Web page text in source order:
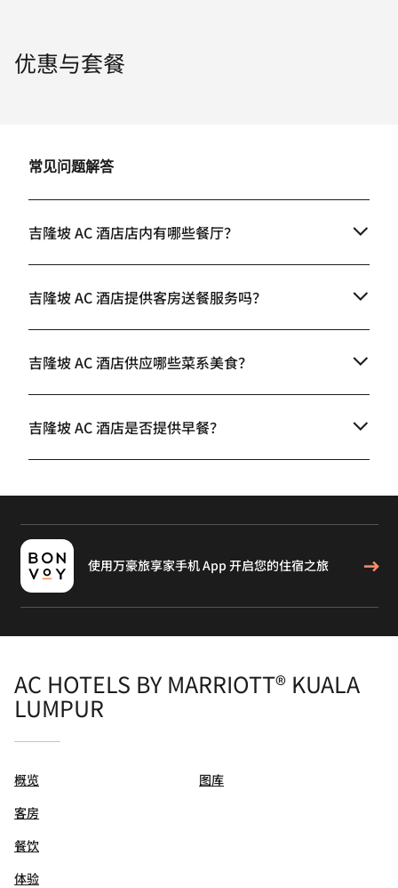
优惠与套餐
常见问题解答
吉隆坡 AC 酒店店内有哪些餐厅？
吉隆坡 AC 酒店提供客房送餐服务吗？
吉隆坡 AC 酒店供应哪些菜系美食？
吉隆坡 AC 酒店是否提供早餐？
使用万豪旅享家手机 App 开启您的住宿之旅
AC HOTELS BY MARRIOTT® KUALA
LUMPUR
概览
客房
餐饮
体验
图库